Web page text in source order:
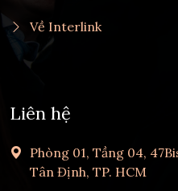
Về Interlink
Liên hệ
Phòng 01, Tầng 04,
Tân Định, TP. HCM